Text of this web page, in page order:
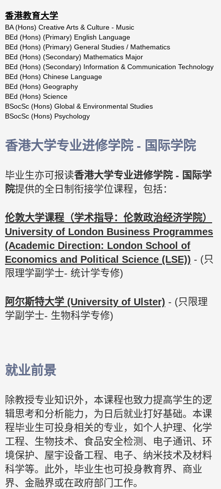
香港教育大学
BA (Hons) CreativeArts & Culture - Music
BEd (Hons) (Primary) English Language
BEd (Hons) (Primary) General Studies / Mathematics
BEd (Hons) (Secondary) Mathematics Major
BEd (Hons) (Secondary) Information & Communication Technology
BEd (Hons) Chinese Language
BEd (Hons) Geography
BEd (Hons) Science
BSocSc (Hons) Global & Environmental Studies
BSocSc (Hons) Psychology
香港大学专业进修学院 - 国际学院
毕业生亦可报读香港大学专业进修学院- 国际学
院提供的全日制衔接学位课程，包括：
伦敦大学课程（学术指导：伦敦政治经济学院）
University of London Business Programmes
(Academic Direction: London School of
Economics and Political Science (LSE)) - (只
限理学副学士- 统计学专修)
阿尔斯特大学 (University of Ulster) - (只限理
学副学士- 生物科学专修)
就业前景
除教授专业知识外，本课程也致力提高学生的逻
辑思考和分析能力，为日后就业打好基础。本课
程毕业生可投身相关的专业，如个人护理、化学
工程、生物技术、食品安全检测、电子通讯、环
境保护、屋宇设备工程、电子、纳米技术及材料
科学等。此外，毕业生也可投身教育界、商业
界、金融界或在政府部门工作。